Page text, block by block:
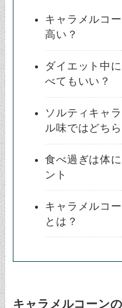
キャラメルコ
高い？
ダイエット中
べてもいい？
ソルティキャ
ル味ではどち
食べ過ぎは体
ント
キャラメルコ
とは？
キャラメルコーン